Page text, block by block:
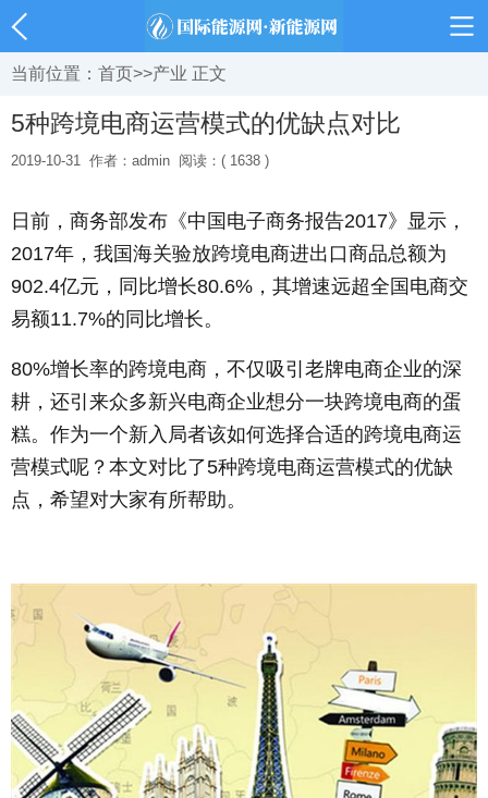
当前位置： 首页>>产业 正文
5种跨境电商运营模式的优缺点对比
2019-10-31 作者：admin 阅读：( 1638 )
日前，商务部发布《中国电子商务报告2017》显示，
2017年，我国海关验放跨境电商进出口商品总额为
902.4亿元，同比增长80.6%，其增速远超全国电商交
易额11.7%的同比增长。
80%增长率的跨境电商，不仅吸引老牌电商企业的深
耕，还引来众多新兴电商企业想分一块跨境电商的蛋
糕。作为一个新入局者该如何选择合适的跨境电商运
营模式呢？本文对比了5种跨境电商运营模式的优缺
点，希望对大家有所帮助。